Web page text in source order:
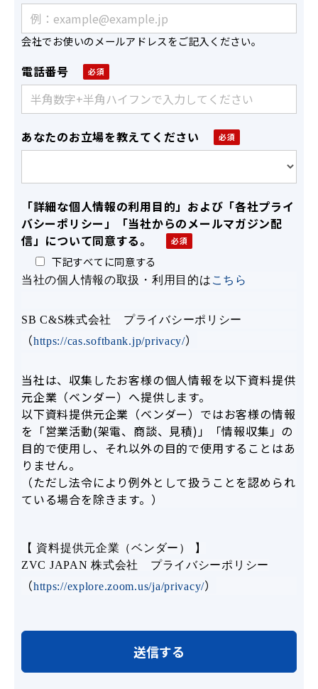
会社でお使いのメールアドレスをご記入ください。
電話番号
あなたのお立場を教えてください
「詳細な個人情報の利用目的」および「各社プライ
バシーポリシー」「当社からのメールマガジン配
信」について同意する。
下記すべてに同意する
当社の個人情報の取扱・利用目的は こちら
SB C&S株式会社 プライバシーポリシー
（https://cas.softbank.jp/privacy/）
当社は、収集したお客様の個人情報を以下資料提供
元企業（ベンダー）へ提供します。
以下資料提供元企業（ベンダー）ではお客様の情報
を「営業活動(架電、商談、見積)」「情報収集」の
目的で使用し、それ以外の目的で使用することはあ
りません。
（ただし法令により例外として扱うことを認められ
ている場合を除きます。）
【 資料提供元企業（ベンダー） 】
ZVC JAPAN 株式会社 プライバシーポリシー
（https://explore.zoom.us/ja/privacy/）